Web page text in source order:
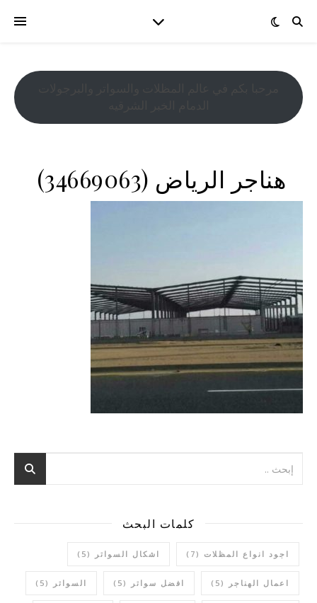
هناجر الرياض ‫(34669063)‬ ‫‬
كلمات البحث
اجود انواع المظلات (7) اشكال السواتر (5)
اعمال الهناجر (5) افضل سواتر (5) السواتر (5)